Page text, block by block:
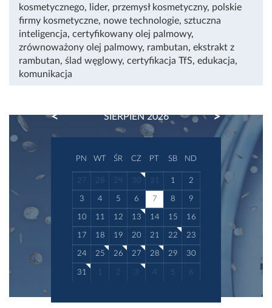
kosmetycznego, lider, przemysł kosmetyczny, polskie
firmy kosmetyczne, nowe technologie, sztuczna
inteligencja, certyfikowany olej palmowy,
zrównoważony olej palmowy, rambutan, ekstrakt z
rambutan, ślad węglowy, certyfikacja TfS, edukacja,
komunikacja
SIERPIEŃ 2026
PREVIOUS NEXT
PN WT ŚR CZ PT SB ND
27 28 29 30 31 1 2
3 4 5 6 7 8 9
10 11 12 13 14 15 16
17 18 19 20 21 22 23
24 25 26 27 28 29 30
31 1 2 3 4 5 6